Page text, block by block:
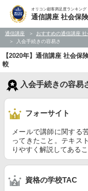
オリコン顧客満足度ランキング
通信講座 社会保
通信講座 おすすめの通信講座
入会手続きの容易さ
【2020年】通信講座 社会
較
入会手続きの容易
フォーサイト
メールで講師に関する
ってきたこと。テキス
りやすく解説してある
資格の学校TAC